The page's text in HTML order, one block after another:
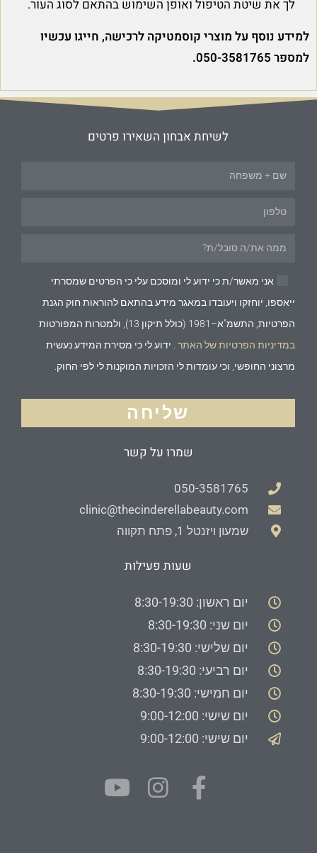
לך את שיטת הטיפול ואופן השימוש בהתאם לסוג העור.
למידע נוסף על מוצרי קוסמטיקה לרכישה, חייגו עכשיו
למספר 050-3581765.
לשיחת אבחון השאירו פרטים
אני מאשר/ת כי ידוע לי ומוסכם עלי כי הפרטים שמסרתי
ייאספו, יוחזקו ויעובדו במאגר מידע בהתאם להוראות חוק הגנת
הפרטיות, התשמ"א–1981 (כולל תיקון 13), ולמטרות המפורטות
במדיניות הפרטיות של האתר
. ידוע לי כי מסירת המידע נעשית
מרצוני החופשי, וכי עומדות לי הזכויות המוקנות לי לפי החוק.
שליחה
שמרו על קשר
050-3581765
clinic@thecinderellabeauty.com
שמעון ויזנטל 1, פתח תקווה
שעות פעילות
יום ראשון: 8:30-19:30
יום שני: 8:30-19:30
יום שלישי: 8:30-19:30
יום רביעי: 8:30-19:30
יום חמישי: 8:30-19:30
יום שישי: 9:00-12:00
יום שישי: 9:00-12:00